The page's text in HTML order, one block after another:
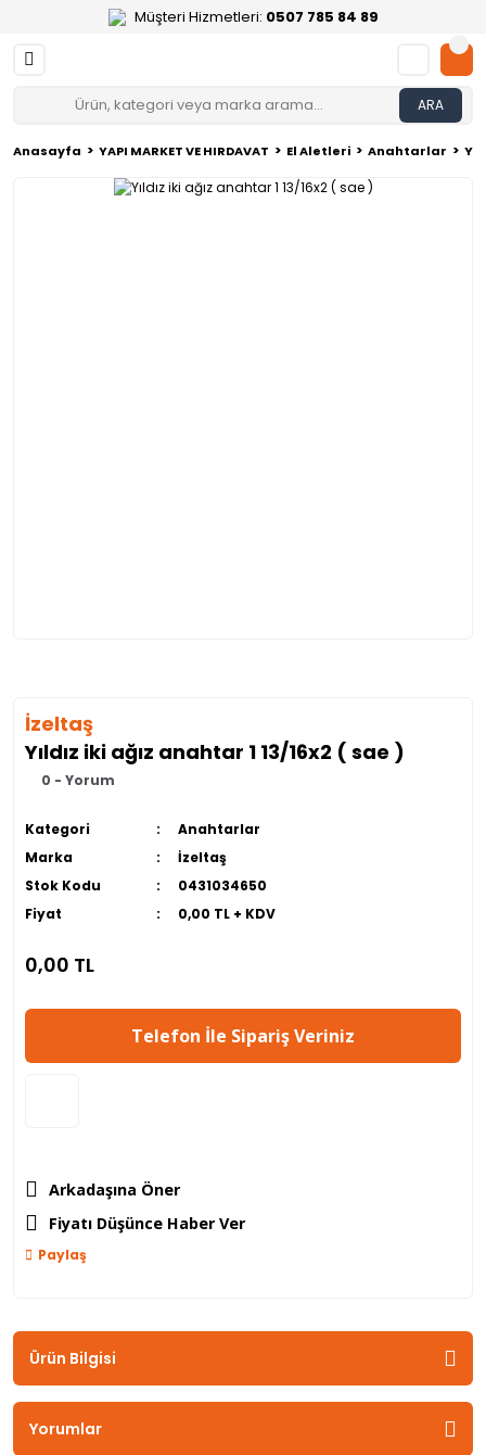
Müşteri Hizmetleri: 0507 785 84 89
ARA
Anasayfa YAPI MARKET VE HIRDAVAT El Aletleri Anahtarlar
İzeltaş
Yıldız iki ağız anahtar 1 13/16x2 ( sae )
0 - Yorum
Kategori
Anahtarlar
Marka
İzeltaş
Stok Kodu
0431034650
Fiyat
0,00 TL + KDV
0,00 TL
Telefon İle Sipariş Veriniz
Arkadaşına Öner
Fiyatı Düşünce Haber Ver
Paylaş
Ürün Bilgisi
Yorumlar